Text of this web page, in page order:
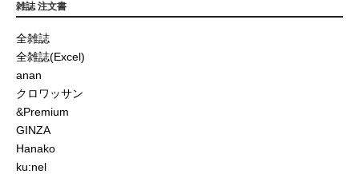
雑誌 注文書
全雑誌
全雑誌(Excel)
anan
クロワッサン
&Premium
GINZA
Hanako
ku:nel